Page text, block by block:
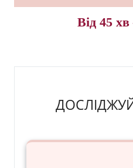
Від 45 хв